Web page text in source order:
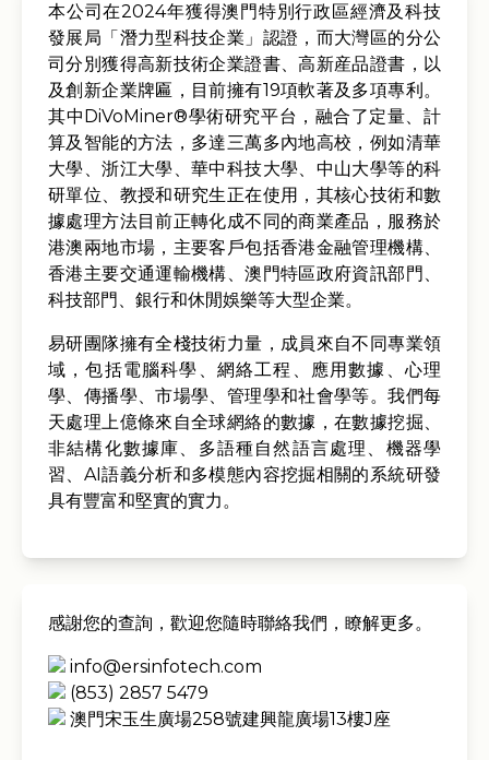
本公司在2024年獲得澳門特別行政區經濟及科技
發展局「潛力型科技企業」認證，而大灣區的分公
司分別獲得高新技術企業證書、高新産品證書，以
及創新企業牌匾，目前擁有19項軟著及多項專利。
其中DiVoMiner®學術研究平台，融合了定量、計
算及智能的方法，多達三萬多內地高校，例如清華
大學、浙江大學、華中科技大學、中山大學等的科
研單位、教授和研究生正在使用，其核心技術和數
據處理方法目前正轉化成不同的商業產品，服務於
港澳兩地市場，主要客戶包括香港金融管理機構、
香港主要交通運輸機構、澳門特區政府資訊部門、
科技部門、銀行和休閒娛樂等大型企業。
易研團隊擁有全棧技術力量，成員來自不同專業領
域，包括電腦科學、網絡工程、應用數據、心理
學、傳播學、市場學、管理學和社會學等。我們每
天處理上億條來自全球網絡的數據，在數據挖掘、
非結構化數據庫、多語種自然語言處理、機器學
習、AI語義分析和多模態內容挖掘相關的系統研發
具有豐富和堅實的實力。
感謝您的查詢，歡迎您隨時聯絡我們，瞭解更多。
info@ersinfotech.com
(853) 2857 5479
澳門宋玉生廣場258號建興龍廣場13樓J座